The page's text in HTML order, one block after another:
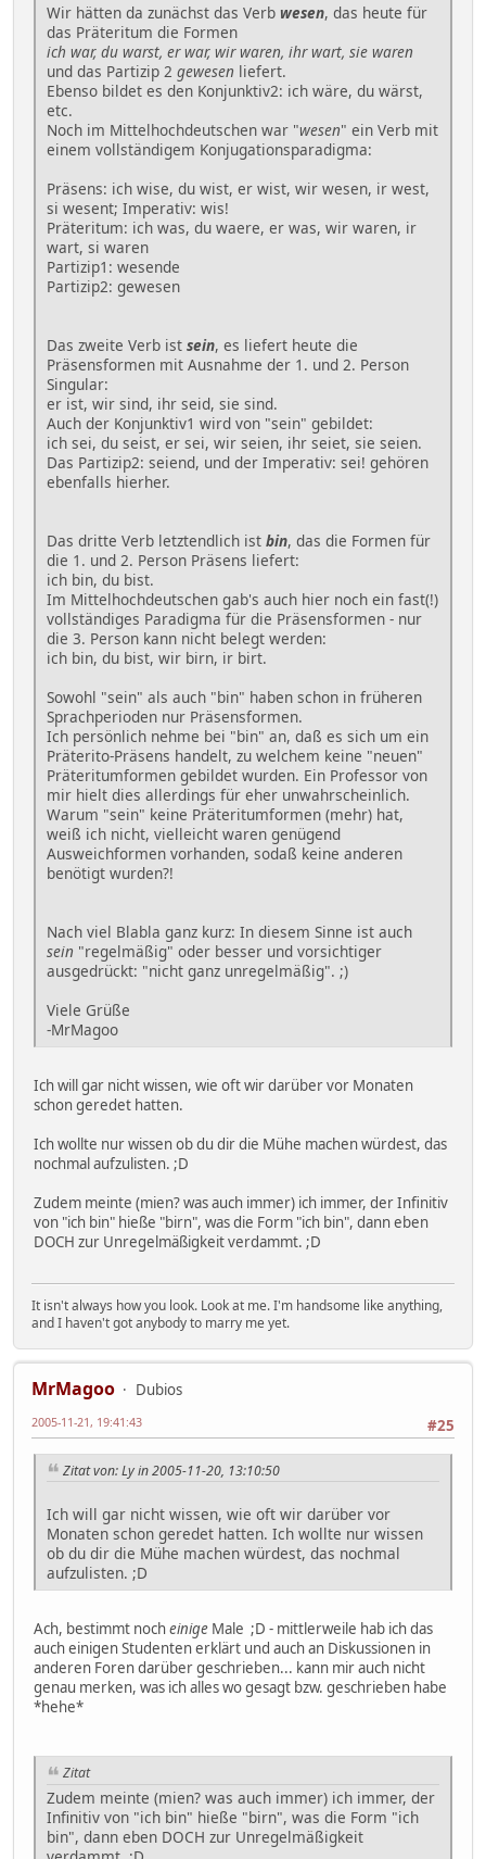
Wir hätten da zunächst das Verb wesen, das heute für
das Präteritum die Formen
ich war, du warst, er war, wir waren, ihr wart, sie waren
und das Partizip 2 gewesen liefert.
Ebenso bildet es den Konjunktiv2: ich wäre, du wärst,
etc.
Noch im Mittelhochdeutschen war "wesen" ein Verb mit
einem vollständigem Konjugationsparadigma:
Präsens: ich wise, du wist, er wist, wir wesen, ir west,
si wesent; Imperativ: wis!
Präteritum: ich was, du waere, er was, wir waren, ir
wart, si waren
Partizip1: wesende
Partizip2: gewesen
Das zweite Verb ist sein, es liefert heute die
Präsensformen mit Ausnahme der 1. und 2. Person
Singular:
er ist, wir sind, ihr seid, sie sind.
Auch der Konjunktiv1 wird von "sein" gebildet:
ich sei, du seist, er sei, wir seien, ihr seiet, sie seien.
Das Partizip2: seiend, und der Imperativ: sei! gehören
ebenfalls hierher.
Das dritte Verb letztendlich ist bin, das die Formen für
die 1. und 2. Person Präsens liefert:
ich bin, du bist.
Im Mittelhochdeutschen gab's auch hier noch ein fast(!)
vollständiges Paradigma für die Präsensformen - nur
die 3. Person kann nicht belegt werden:
ich bin, du bist, wir birn, ir birt.
Sowohl "sein" als auch "bin" haben schon in früheren
Sprachperioden nur Präsensformen.
Ich persönlich nehme bei "bin" an, daß es sich um ein
Präterito-Präsens handelt, zu welchem keine "neuen"
Präteritumformen gebildet wurden. Ein Professor von
mir hielt dies allerdings für eher unwahrscheinlich.
Warum "sein" keine Präteritumformen (mehr) hat,
weiß ich nicht, vielleicht waren genügend
Ausweichformen vorhanden, sodaß keine anderen
benötigt wurden?!
Nach viel Blabla ganz kurz: In diesem Sinne ist auch
sein "regelmäßig" oder besser und vorsichtiger
ausgedrückt: "nicht ganz unregelmäßig". ;)
Viele Grüße
-MrMagoo
Ich will gar nicht wissen, wie oft wir darüber vor Monaten
schon geredet hatten.
Ich wollte nur wissen ob du dir die Mühe machen würdest, das
nochmal aufzulisten. ;D
Zudem meinte (mien? was auch immer) ich immer, der Infinitiv
von "ich bin" hieße "birn", was die Form "ich bin", dann eben
DOCH zur Unregelmäßigkeit verdammt. ;D
It isn't always how you look. Look at me. I'm handsome like anything,
and I haven't got anybody to marry me yet.
MrMagoo
Dubios
#25
2005-11-21, 19:41:43
Zitat von: Ly in 2005-11-20, 13:10:50
Ich will gar nicht wissen, wie oft wir darüber vor
Monaten schon geredet hatten. Ich wollte nur wissen
ob du dir die Mühe machen würdest, das nochmal
aufzulisten. ;D
Ach, bestimmt nocheinige Male ;D - mittlerweile hab ich das
auch einigen Studenten erklärt und auch an Diskussionen in
anderen Foren darüber geschrieben... kann mir auch nicht
genau merken, was ich alles wo gesagt bzw. geschrieben habe
*hehe*
Zitat
Zudem meinte (mien? was auch immer) ich immer, der
Infinitiv von "ich bin" hieße "birn", was die Form "ich
bin", dann eben DOCH zur Unregelmäßigkeit